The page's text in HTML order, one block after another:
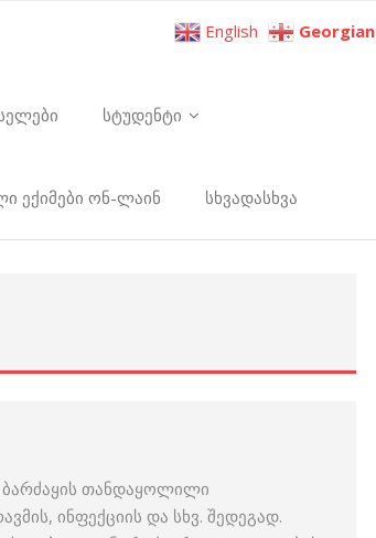
სტუდენტი
ექიმები ონ-ლაინ სხვადასხვა
ბარძაყის თანდაყოლილი
ინფექციის და სხვ. შედეგად.
English Georgian